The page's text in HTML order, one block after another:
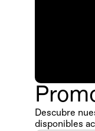
Descubre
disponibles